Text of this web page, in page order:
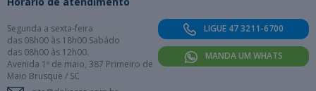
Segunda a sexta-feira
das 08h00 às 18h00 Sabádo
das 08h00 às 12h00.
Avenida 1º de maio, 387 Primeiro de
Maio Brusque / SC
LIGUE 47 3211-6700
MANDA UM WHATS